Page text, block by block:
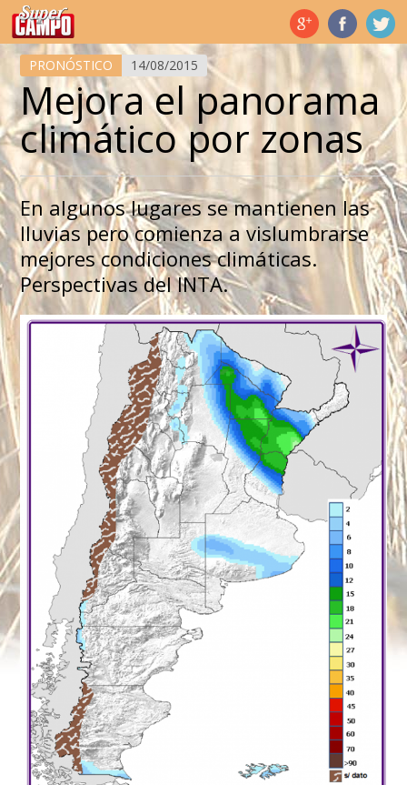
Temas de hoy
PRONÓSTICO 14/08/2015
Mejora el panorama
climático por zonas
En algunos lugares se mantienen las
lluvias pero comienza a vislumbrarse
mejores condiciones climáticas.
Perspectivas del INTA.